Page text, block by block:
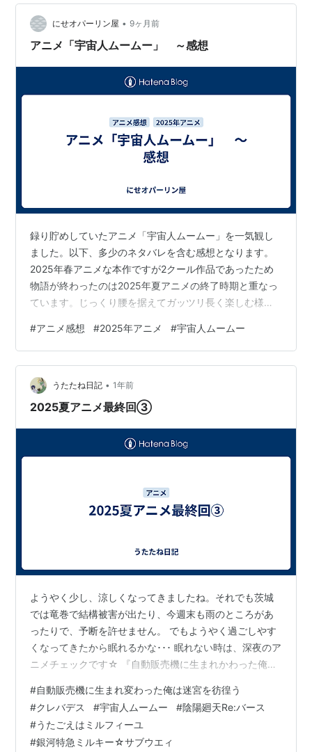
で家電の技術を学ぶこと。主人公・桜子の平凡な大学生
活は、ムームーの登場で一変！予想外の同居が始まり、
次々と起こる騒動に巻き込まれるこ…
にせオパーリン屋 • 9ヶ月前
アニメ「宇宙人ムームー」 ～感想
録り貯めしていたアニメ「宇宙人ムームー」を一気観し
ました。以下、多少のネタバレを含む感想となります。
2025年春アニメな本作ですが2クール作品であったため
物語が終わったのは2025年夏アニメの終了時期と重なっ
ています。じっくり腰を据えてガッツリ長く楽しむ様な
ましい傾向だと思うのですが、1年間／毎クールで数多く
の作品が制作・放送(配信)される中で俺の様に物語作品終
了後に一気観する形で作品を視聴していると前クール時
から2クール放送されているタイプの作品って埋もれちゃ
う危険があるのですよね…。 俺はいま2025年夏アニメを
#アニメ感想 #2025年アニメ #宇宙人ムームー
うたたね日記 • 1年前
2025夏アニメ最終回③
ようやく少し、涼しくなってきましたね。それでも茨城
では竜巻で結構被害が出たり、今週末も雨のところがあ
ったりで、予断を許せません。 でもようやく過ごしやす
くなってきたから眠れるかな･･･ 眠れない時は、深夜のア
ニメチェックです☆ 『自動販売機に生まれかわった俺は
期目でした。今期のメインは冥府の王の出現により、各
階層の代表パーティーがその討伐に参加する形に。ハッ
コンとラッミスも「清流の湖」階層のハンター協会会長
の熊会長に世話になったことで、同じように依頼を受け
#自動販売機に生まれ変わった俺は迷宮を彷徨う
#クレバデス #宇宙人ムームー #陰陽廻天Re:バース
#うたごえはミルフィーユ
#銀河特急ミルキー☆サブウエィ